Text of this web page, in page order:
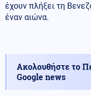
έχουν πλήξει τη
έναν αιώνα.
Ακολουθήστε το
Google news